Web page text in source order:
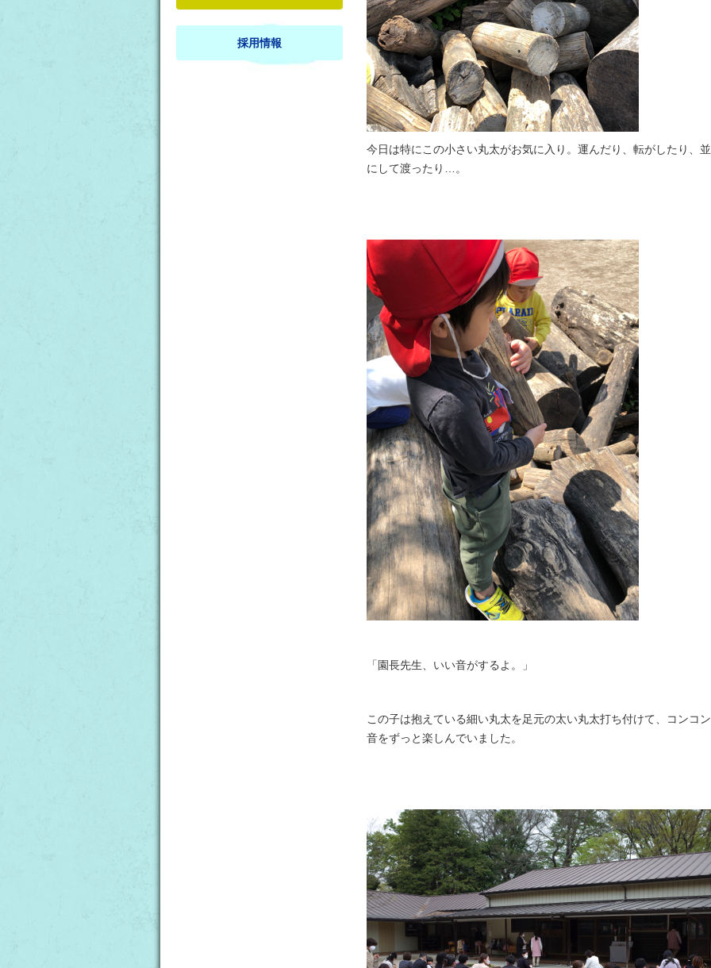
採用情報
今日は特にこの小さい丸太がお気に入り。運んだり、転がしたり、
にして渡ったり…。
「園長先生、いい音がするよ。」
この子は抱えている細い丸太を足元の太い丸太打ち付けて、コンコ
音をずっと楽しんでいました。